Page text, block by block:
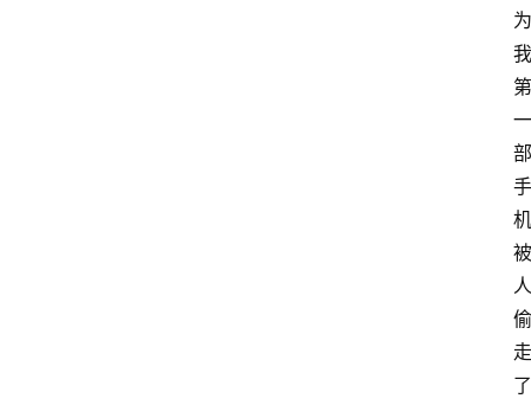
为
我
第
一
部
手
机
被
人
偷
走
了